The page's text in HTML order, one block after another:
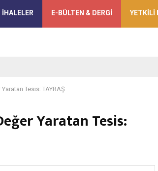
İHALELER E-BÜLTEN & DERGI YETKILI
Tesis: TAYRAŞ
Yaratan Tesis: